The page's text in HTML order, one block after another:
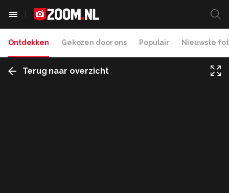
Ontdekken Gekozen door ons Populair Nieuwste
Terug naar overzicht